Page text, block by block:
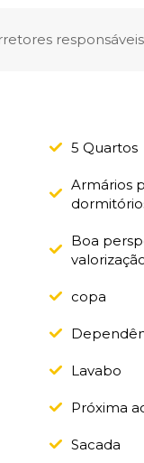
5 Quartos
Armários
Boa
copa
Lavabo
Próxima
Sacada